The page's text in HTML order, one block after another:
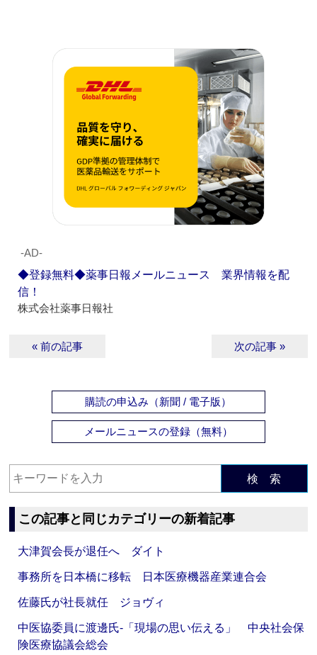
‐AD‐
◆登録無料◆薬事日報メールニュース 業界情報を配
信！
株式会社薬事日報社
« 前の記事 次の記事 »
購読の申込み（新聞 / 電子版）
メールニュースの登録（無料）
検 索
この記事と同じカテゴリーの新着記事
大津賀会長が退任へ ダイト
事務所を日本橋に移転 日本医療機器産業連合会
佐藤氏が社長就任 ジョヴィ
中医協委員に渡邊氏‐「現場の思い伝える」 中央社会保
険医療協議会総会